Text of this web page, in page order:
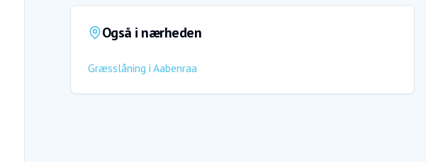
Også i nærheden
Græsslåning i Aabenraa